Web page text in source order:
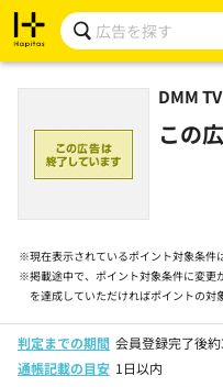
DMM
この
※現在表示されているポイント対象条件
※掲載途中で、ポイント対象条件に変
を達成していただければポイントの対
判定までの期間 会員登録完了後
通帳記載の目安 1日以内